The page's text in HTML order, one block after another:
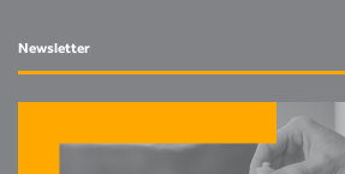
Newsletter